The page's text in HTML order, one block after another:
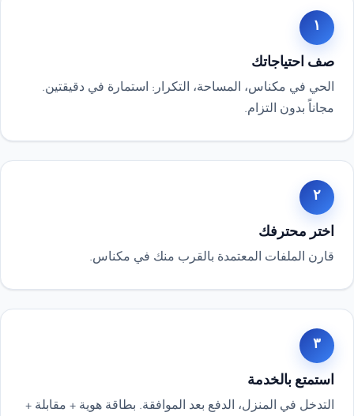
١
صف احتياجاتك
الحي في مكناس، المساحة، التكرار: استمارة في دقيقتين.
مجاناً بدون التزام.
٢
اختر محترفك
قارن الملفات المعتمدة بالقرب منك في مكناس.
٣
استمتع بالخدمة
التدخل في المنزل، الدفع بعد الموافقة. بطاقة هوية + مقابلة +